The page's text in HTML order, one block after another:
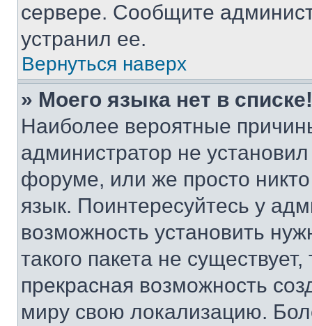
сервере. Сообщите
устранил ее.
Вернуться наверх
» Моего языка нет в списке!
Наиболее вероятные
администратор не
форуме, или же просто
язык. Поинтересуйтесь у
возможность установить
такого пакета не
прекрасная возможность
миру свою локализацию.